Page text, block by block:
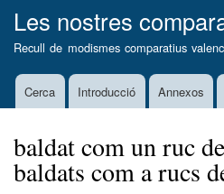
al
Les nostres
Recull de modismes comparatius
MainCerca Introducció Annexos
baldat com un ruc
baldats com a rucs